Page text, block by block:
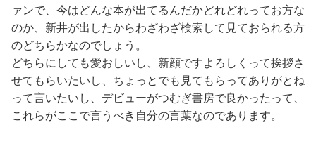
ァンで、今はどんな本が出てるんだかどれどれってお方な
のか、新井が出したからわざわざ検索して見ておられる方
のどちらかなのでしょう。
どちらにしても愛おしいし、新顔ですよろしくって挨拶さ
せてもらいたいし、ちょっとでも見てもらってありがとね
って言いたいし、デビューがつむぎ書房で良かったって、
これらがここで言うべき自分の言葉なのであります。